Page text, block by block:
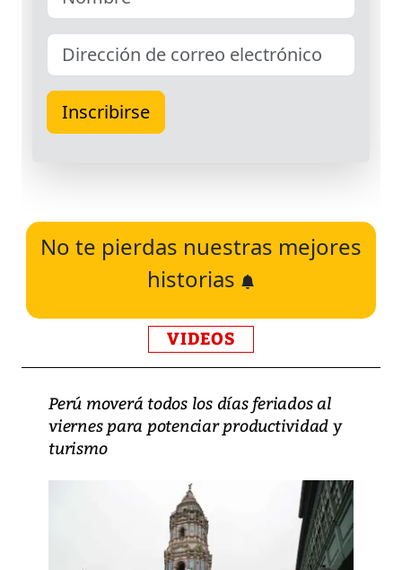
No te pierdas nuestras mejores
historias
VIDEOS
Perú moverá todos los días feriados al
viernes para potenciar productividad y
turismo